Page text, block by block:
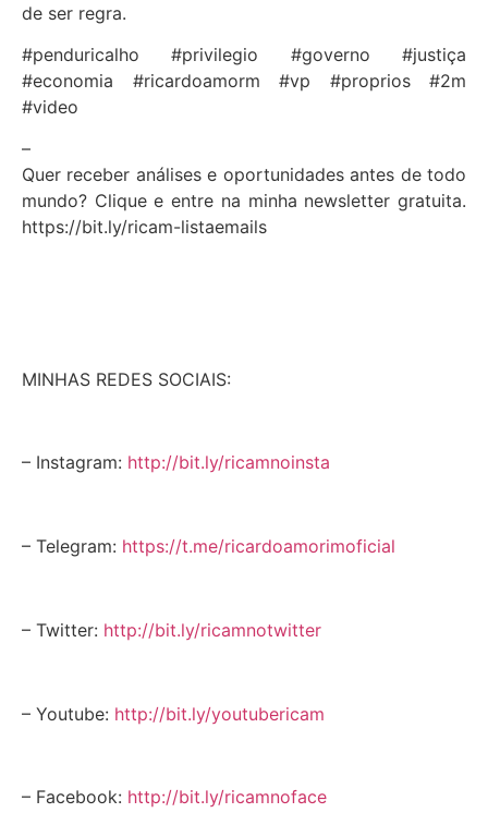
de ser regra.
#penduricalho #privilegio #governo #justiça
#economia #ricardoamorm #vp #proprios #2m
#video
–
Quer receber análises e oportunidades antes de todo
mundo? Clique e entre na minha newsletter gratuita.
https://bit.ly/ricam-listaemails
MINHAS REDES SOCIAIS:
– Instagram: http://bit.ly/ricamnoinsta
– Telegram: https://t.me/ricardoamorimoficial
– Twitter: http://bit.ly/ricamnotwitter
– Youtube: http://bit.ly/youtubericam
– Facebook: http://bit.ly/ricamnoface